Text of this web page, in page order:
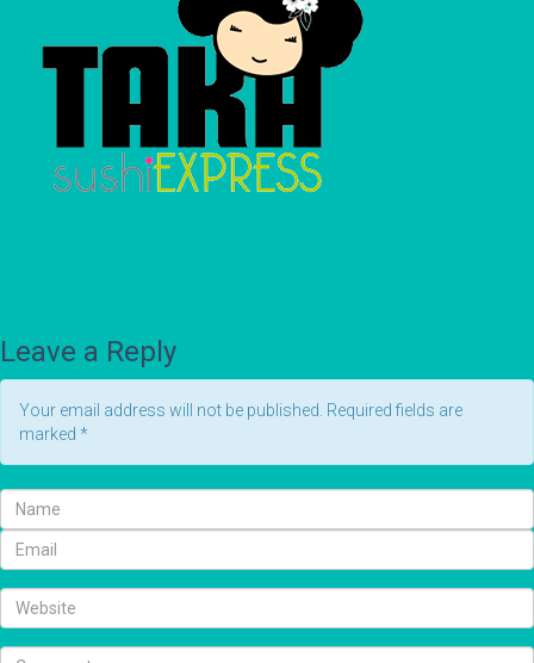
Leave a Reply
Your email address will not be published. Required fields are
marked *